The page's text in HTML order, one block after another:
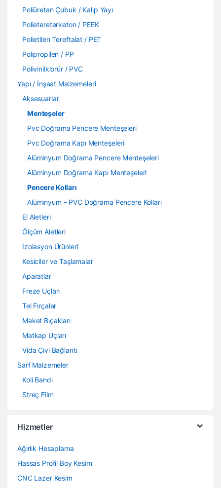
Poliüretan Çubuk / Kalıp Yayı
Polietereterketon / PEEK
Polietilen Tereftalat / PET
Polipropilen / PP
Polivinilklorür / PVC
Yapı / İnşaat Malzemeleri
Aksesuarlar
Menteşeler
Pvc Doğrama Pencere Menteşeleri
Pvc Doğrama Kapı Menteşeleri
Alüminyum Doğrama Pencere Menteşeleri
Alüminyum Doğrama Kapı Menteşeleri
Pencere Kolları
Alüminyum – PVC Doğrama Pencere Kolları
El Aletleri
Ölçüm Aletleri
İzolasyon Ürünleri
Kesiciler ve Taşlamalar
Aparatlar
Freze Uçları
Tel Fırçalar
Maket Bıçakları
Matkap Uçları
Vida Çivi Bağlantı
Sarf Malzemeler
Koli Bandı
Streç Film
Hizmetler
Ağırlık Hesaplama
Hassas Profil Boy Kesim
CNC Lazer Kesim